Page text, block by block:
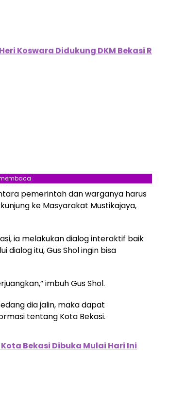
Koswara Didukung DKM Bekasi Raya
pemerintah dan warganya harus
ke Masyarakat Mustikajaya,
ia melakukan dialog interaktif baik
dialog itu, Gus Shol ingin bisa
imbuh Gus Shol.
dia jalin, maka dapat
tentang Kota Bekasi.
Bekasi Dibuka Mulai Hari Ini